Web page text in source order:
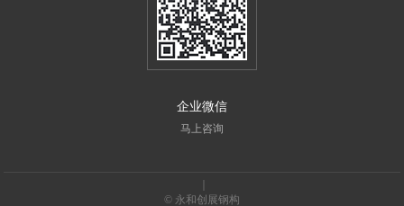
企业微信
马上咨询
© 永和创展钢构